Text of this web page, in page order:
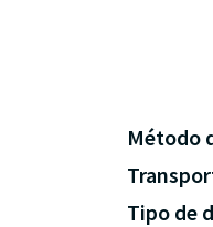
Método
Tipo de